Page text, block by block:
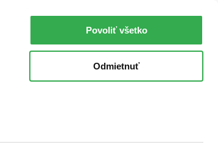
Povoliť všetko
Odmietnuť